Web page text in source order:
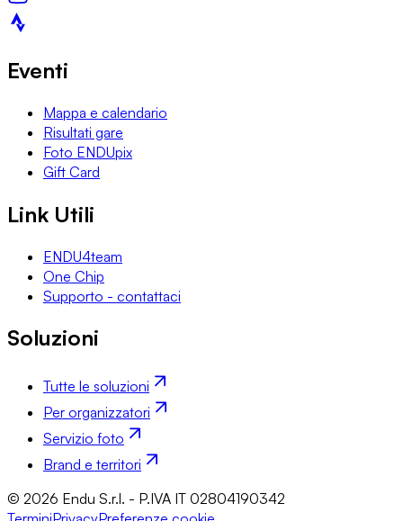
Eventi
Mappa e calendario
Risultati gare
Foto ENDUpix
Gift Card
Link Utili
ENDU4team
One Chip
Supporto - contattaci
Soluzioni
Tutte le soluzioni
Per organizzatori
Servizio foto
Brand e territori
© 2026 Endu S.r.l. - P.IVA IT 02804190342